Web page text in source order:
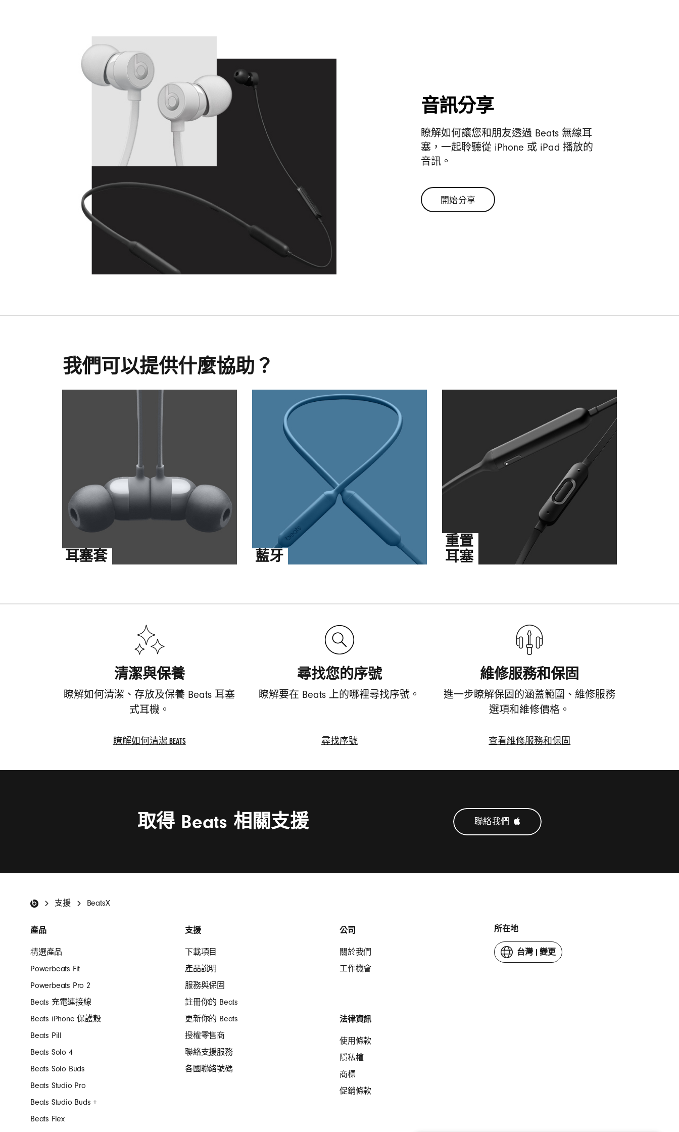
音訊分享
瞭解如何讓您和朋友透過 Beats 無線耳
塞，一起聆聽從 iPhone 或 iPad 播放的
音訊。
開始分享
我們可以提供什麼協助？
耳塞套 藍牙
重置
耳塞
清潔與保養
瞭解如何清潔、存放及保養 Beats 耳塞
式耳機。
瞭解如何清潔 BEATS
解
尋找您的序號
瞭解要在 Beats 上的哪裡尋找序號。
尋找序號
找
維修服務和保固
進一步瞭解保固的涵蓋範圍、維修服務
選項和維修價格。
查看維修服務和保固
看
服
務
取得 Beats 相關支援 聯絡我們
Beats 頁首
支援 BeatsX
產品
精選產品
Powerbeats Fit
Powerbeats Pro 2
Beats 充電連接線
Beats iPhone 保護殼
Beats Pill
Beats Solo 4
Beats Solo Buds
Beats Studio Pro
Beats Studio Buds +
Beats Flex
支援
下載項目
產品說明
服務與保固
註冊你的 Beats
更新你的 Beats
授權零售商
聯絡支援服務
各國聯絡號碼
公司
關於我們
工作機會
法律資訊
使用條款
隱私權
商標
促銷條款
所在地
台灣 | 變更
你